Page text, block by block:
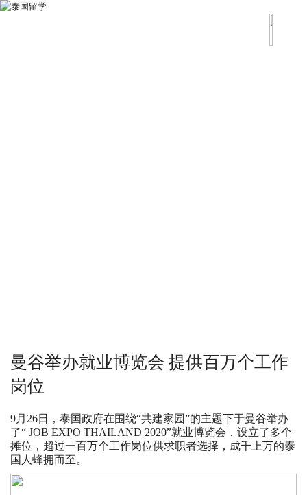
曼谷举办就业博览会 提供百万个工作
岗位
9月26日，泰国政府在围绕“共建家园”的主题下于曼谷举办
了“ JOB EXPO THAILAND 2020”就业博览会，设立了多个
摊位，超过一百万个工作岗位供求职者选择，成千上万的泰
国人蜂拥而至。